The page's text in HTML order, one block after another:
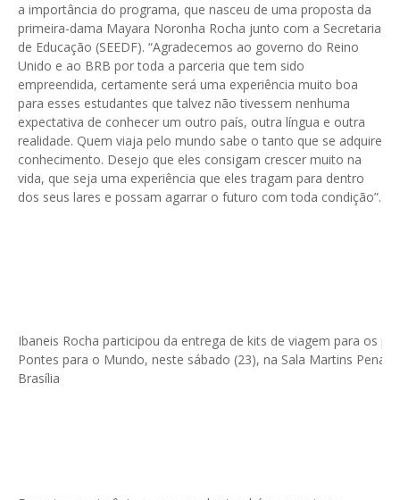
a importância do programa, que nasceu de uma proposta da
primeira-dama Mayara Noronha Rocha junto com a Secretaria
de Educação (SEEDF). “Agradecemos ao governo do Reino
Unido e ao BRB por toda a parceria que tem sido
empreendida, certamente será uma experiência muito boa
para esses estudantes que talvez não tivessem nenhuma
expectativa de conhecer um outro país, outra língua e outra
realidade. Quem viaja pelo mundo sabe o tanto que se adquire
conhecimento. Desejo que eles consigam crescer muito na
vida, que seja uma experiência que eles tragam para dentro
dos seus lares e possam agarrar o futuro com toda condição”.
Ibaneis Rocha participou da entrega de kits de viagem para os
Pontes para o Mundo, neste sábado (23), na Sala Martins Pena
Brasília